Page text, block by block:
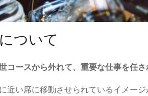
ついて
コースから外れて、重要な仕事を任
近い席に移動させられているイメージ